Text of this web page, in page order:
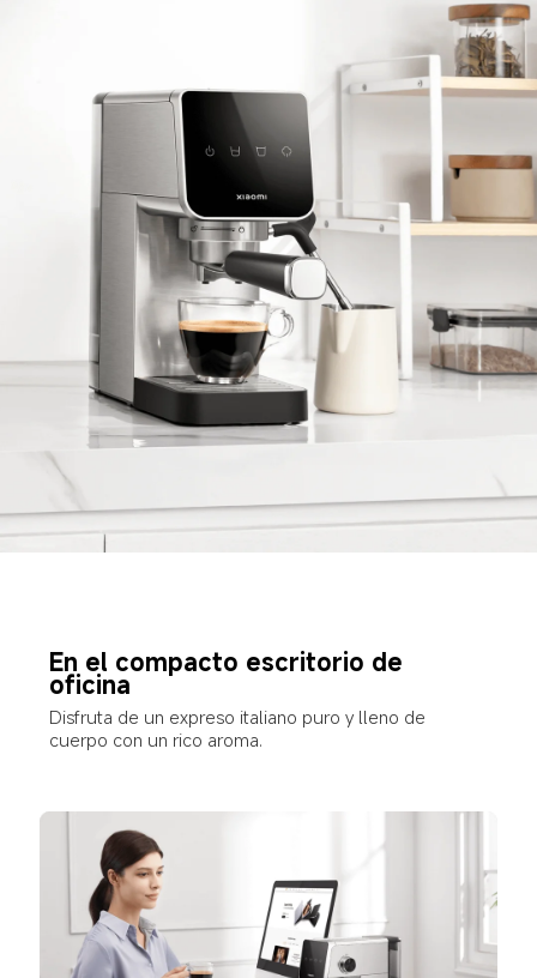
En el compacto escritorio de
oficina
Disfruta de un expreso italiano puro y lleno de
cuerpo con un rico aroma.